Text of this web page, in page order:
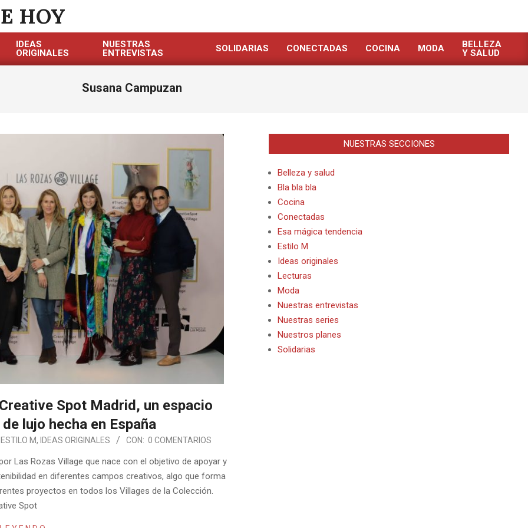
HOY
IDEAS
ORIGINALES
NUESTRAS
ENTREVISTAS
SOLIDARIAS CONECTADAS COCINA MODA
BELLEZA
Y SALUD
Susana Campuzan
Spot Madrid, un espacio
lujo hecha en España
ESTILO M, IDEAS ORIGINALES CON: 0 COMENTARIOS
Las Rozas Village que nace con el objetivo de apoyar y
en diferentes campos creativos, algo que forma
proyectos en todos los Villages de la Colección.
Spot
NUESTRAS SECCIONES
Belleza y salud
Bla bla bla
Cocina
Conectadas
Esa mágica tendencia
Estilo M
Ideas originales
Lecturas
Moda
Nuestras entrevistas
Nuestras series
Nuestros planes
Solidarias